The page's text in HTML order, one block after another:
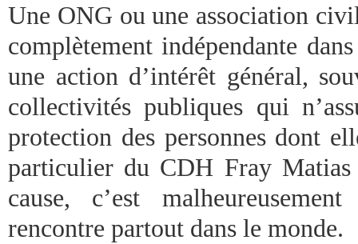
Une ONG ou une association
complètement indépendante
une action d’intérêt général,
collectivités publiques qui
protection des personnes dont
particulier du CDH Fray Matias
cause, c’est
rencontre partout dans le monde.